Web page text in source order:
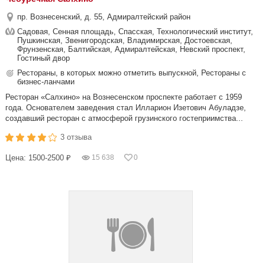
пр. Вознесенский, д. 55, Адмиралтейский район
Садовая, Сенная площадь, Спасская, Технологический институт,
Пушкинская, Звенигородская, Владимирская, Достоевская,
Фрунзенская, Балтийская, Адмиралтейская, Невский проспект,
Гостиный двор
Рестораны, в которых можно отметить выпускной, Рестораны с
бизнес-ланчами
Ресторан «Салхино» на Вознесенском проспекте работает с 1959
года. Основателем заведения стал Илларион Изетович Абуладзе,
создавший ресторан с атмосферой грузинского гостеприимства...
3 отзыва
Цена: 1500-2500 ₽ 15 638 0